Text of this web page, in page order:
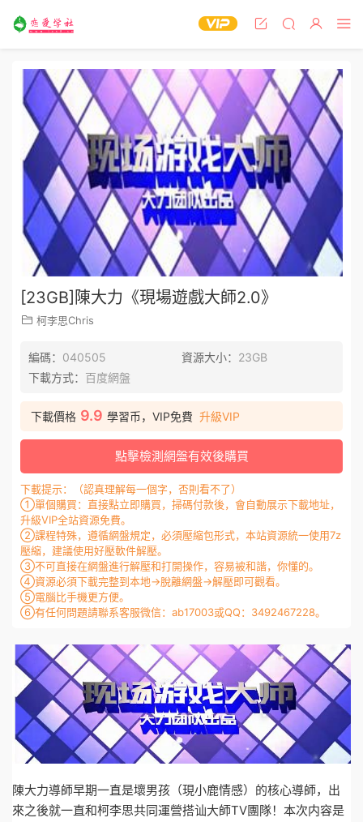
[23GB]陳大力《現場遊戲大師2.0》
柯李思Chris
編碼： 040505 資源大小： 23GB
下載方式： 百度網盤
下載價格 9.9 學習币，VIP免費 升級VIP
點擊檢測網盤有效後購買
下載提示：（認真理解每一個字，否則看不了）
①單個購買：直接點立即購買，掃碼付款後，會自動展示下載地址，
升級VIP全站資源免費。
②課程特殊，遵循網盤規定，必須壓縮包形式，本站資源統一使用7z
壓縮，建議使用好壓軟件解壓。
③不可直接在網盤進行解壓和打開操作，容易被和諧，你懂的。
④資源必須下載完整到本地→脫離網盤→解壓即可觀看。
⑤電腦比手機更方便。
⑥有任何問題請聯系客服微信：ab17003或QQ：3492467228。
陳大力導師早期一直是壞男孩（現小鹿情感）的核心導師，出
來之後就一直和柯李思共同運營搭讪大師TV團隊！本次内容是